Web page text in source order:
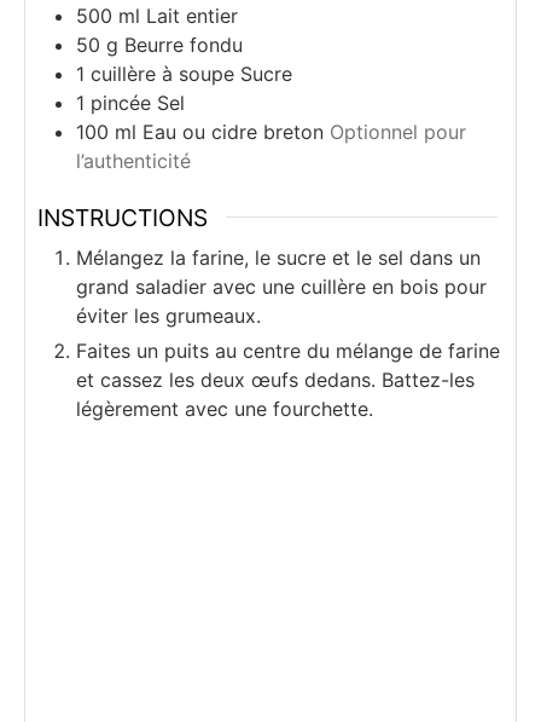
500 ml Lait entier
50 g Beurre fondu
1 cuillère à soupe Sucre
1 pincée Sel
100 ml Eau ou cidre breton Optionnel pour
l’authenticité
INSTRUCTIONS
Mélangez la farine, le sucre et le sel dans un
grand saladier avec une cuillère en bois pour
éviter les grumeaux.
Faites un puits au centre du mélange de farine
et cassez les deux œufs dedans. Battez-les
légèrement avec une fourchette.